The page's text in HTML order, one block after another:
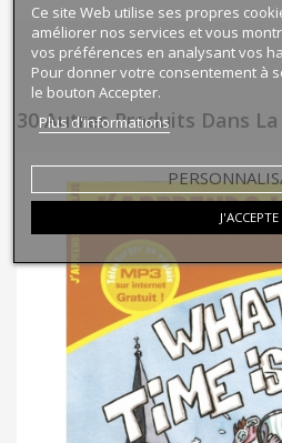
30 Autres Produits Dans
Ce site Web utilise ses propres
améliorer nos services et vous
vos préférences en analysant vos
Pour donner votre consentement à
le bouton Accepter.
Plus d'informations
J'ACCEPTE